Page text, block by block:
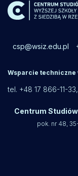
csp@wsiz.edu.pl
Wsparcie techniczne
tel. +48 17 866-11-33,
Centrum
pok. nr 48,